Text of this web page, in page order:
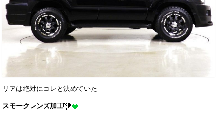
リアは絶対にコレと決めていた
スモークレンズ加工